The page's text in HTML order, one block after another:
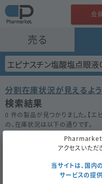
売る
会
分割在庫状況が見えるよ
検索結果
0 件の製品が見つかりました。【エ
の、在庫状況は以下の通りです。
在庫がない場合は★ボタンを押して
200件
Pharmarket
アクセスいただ
当サイトは、国
サービスの提